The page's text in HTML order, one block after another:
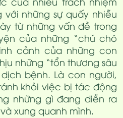
những sự quấy nhiễu
từ những vấn đề trong
của những “chú chó
cảnh của những con
những “tổn thương sâu
bệnh. Là con người,
khỏi việc bị tác động
những gì đang diễn ra
xung quanh mình.